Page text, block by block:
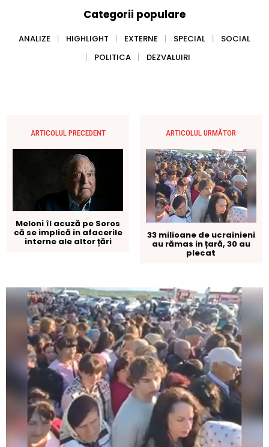
Categorii populare
ANALIZE HIGHLIGHT EXTERNE SPECIAL
SOCIAL
POLITICA
DEZVALUIRI
ARTICOLUL PRECEDENT
Meloni îl acuză pe Soros
că se implică in afacerile
interne ale altor țări
ARTICOLUL URMĂTOR
33 milioane de ucrainieni
au rămas in țară, 30 au
plecat